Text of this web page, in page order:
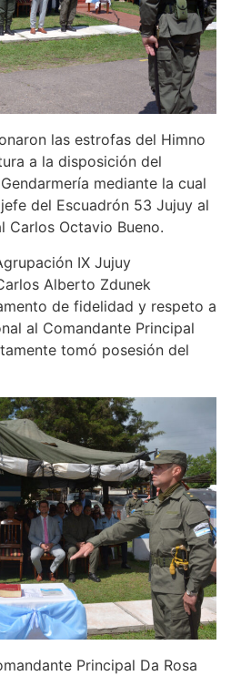
las estrofas del Himno
a la disposición del
mediante la cual
del Escuadrón 53 Jujuy al
Carlos Octavio Bueno.
IX Jujuy
Alberto Zdunek
de fidelidad y respeto a
al Comandante Principal
tomó posesión del
Principal Da Rosa